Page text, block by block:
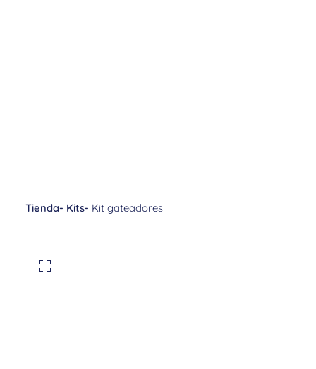
Tienda- Kits- Kit gateadores